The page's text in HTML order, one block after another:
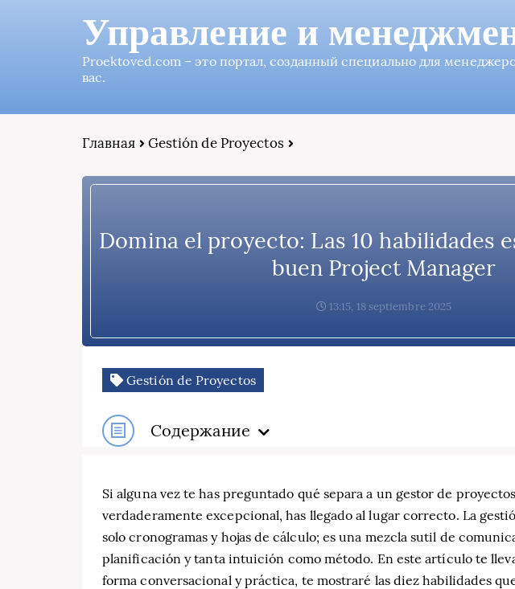
Управление и
Proektoved.com – это портал, созданный специально для
вас.
Главная Gestión de Proyectos
Domina el proyecto: Las 10 habilidades
buen Project Manager
13:15, 18 septiembre 2025
Gestión de Proyectos
Содержание
Si alguna vez te has preguntado qué separa a un gestor de
verdaderamente excepcional, has llegado al lugar correcto. La
solo cronogramas y hojas de cálculo; es una mezcla sutil de
planificación y tanta intuición como método. En este artículo te
forma conversacional y práctica, te mostraré las diez habilidades